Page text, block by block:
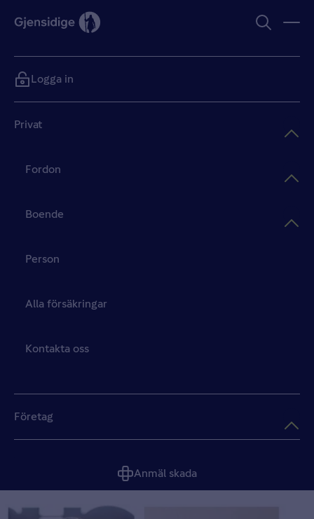
Privat
Fordon
Boende
Person
Alla försäkringar
Kontakta oss
Företag
Anmäl skada
Logga in